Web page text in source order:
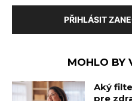
PŘIHLÁSIT
MOHLO BY
Aký
pre